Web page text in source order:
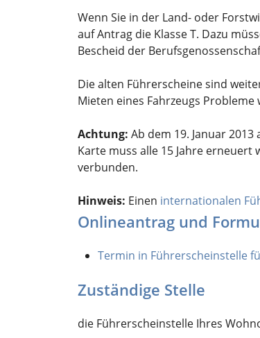
Wenn Sie in der Land- oder
auf Antrag die Klasse T. Dazu
Bescheid der Berufsge
Die alten Führerscheine sind
Mieten eines Fahrzeugs Probleme
Achtung: Ab dem 19. Januar
Karte muss alle 15 Jahre
verbunden.
Hinweis: Einen internationalen
Onlineantrag und
Termin in Führerscheinstelle
Zuständige Stelle
die Führerscheinstelle Ihres